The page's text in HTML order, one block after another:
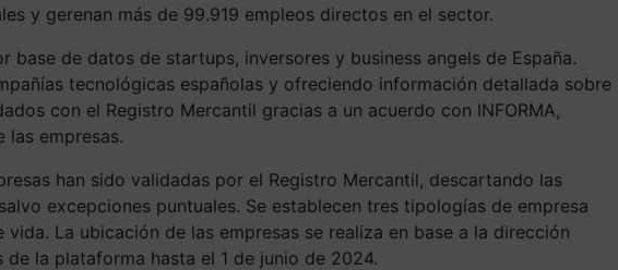
y gerenan más de 99.919 empleos directos en el sector.
base de datos de startups, inversores y business angels de España.
tecnológicas españolas y ofreciendo información detallada sobre
con el Registro Mercantil gracias a un acuerdo con INFORMA,
las empresas.
han sido validadas por el Registro Mercantil, descartando las
excepciones puntuales. Se establecen tres tipologías de empresa
La ubicación de las empresas se realiza en base a la dirección
la plataforma hasta el 1 de junio de 2024.